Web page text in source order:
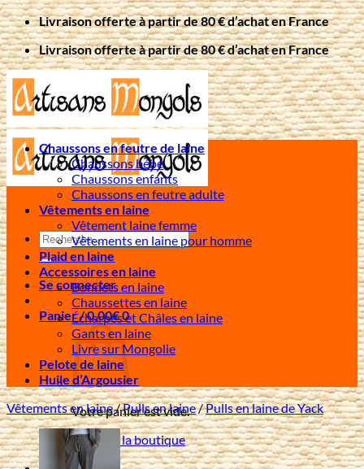
Passer
au
contenu
Livraison offerte à partir de 80 € d’achat en France
Livraison offerte à partir de 80 € d’achat en France
Recherche
pour :
Se connecter
Panier /0,00€0
Votre panier est vide.
Retour à la boutique
Chaussons en feutre de laine
Chaussons bébé
Chaussons enfants
Chaussons en feutre adulte
Vêtements en laine
Vêtement laine femme
Vêtements en laine pour homme
Plaid en laine
Accessoires en laine
Bonnets en laine
Chaussettes en laine
Écharpes et Châles en laine
Gants en laine
Livre sur Mongolie
Pelote de laine
Huile d’Argousier
Vêtements en laine/Pulls en laine/Pulls en laine de Yack